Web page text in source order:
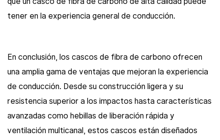
tener en la experiencia general de conducción.
En conclusión, los cascos de fibra de carbono ofrecen
una amplia gama de ventajas que mejoran la experiencia
de conducción. Desde su construcción ligera y su
resistencia superior a los impactos hasta características
avanzadas como hebillas de liberación rápida y
ventilación multicanal, estos cascos están diseñados